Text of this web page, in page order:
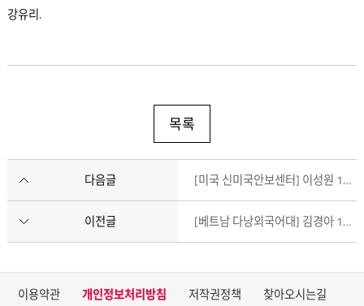
강유리.
목록
다음글 [미국 신미국안보센터] 이성원 1개월차
이전글 [베트남 다낭외국어대] 김경아 1개월차
이용약관 개인정보처리방침 저작권정책
찾아오시는길